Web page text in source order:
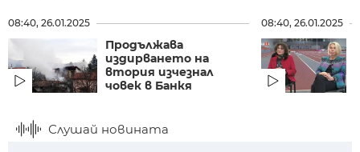
08:40, 26.01.2025
Продължава
издирването на
втория изчезнал
човек в Банкя
08:40, 26.01.2025
Слушай новината